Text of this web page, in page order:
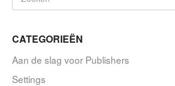
CATEGORIEËN
Aan de slag voor Publishers
Settings